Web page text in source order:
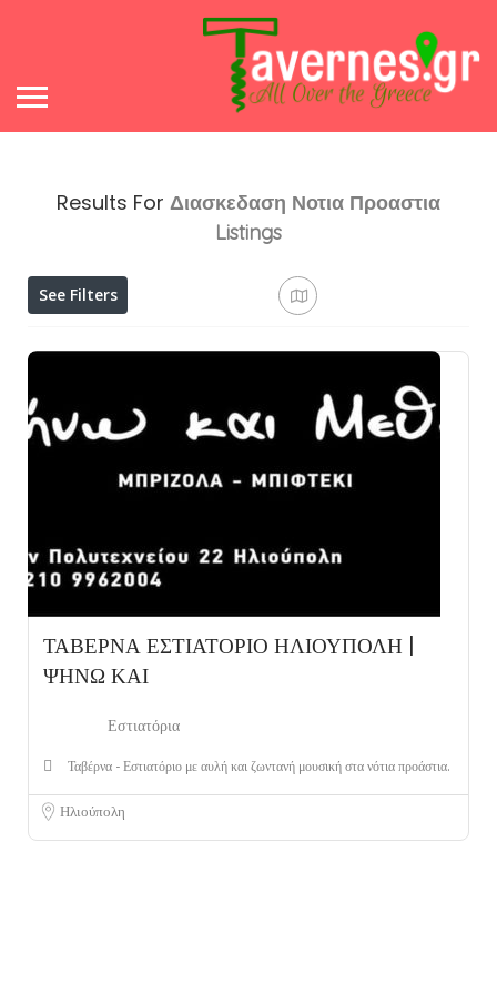
Results For Διασκεδαση Νοτια Προαστια
Listings
See Filters
ΤΑΒΕΡΝΑ ΕΣΤΙΑΤΟΡΙΟ ΗΛΙΟΥΠΟΛΗ |
ΨΗΝΩ ΚΑΙ
Εστιατόρια
Ταβέρνα - Εστιατόριο με αυλή και ζωντανή μουσική στα νότια προάστια.
Ηλιούπολη